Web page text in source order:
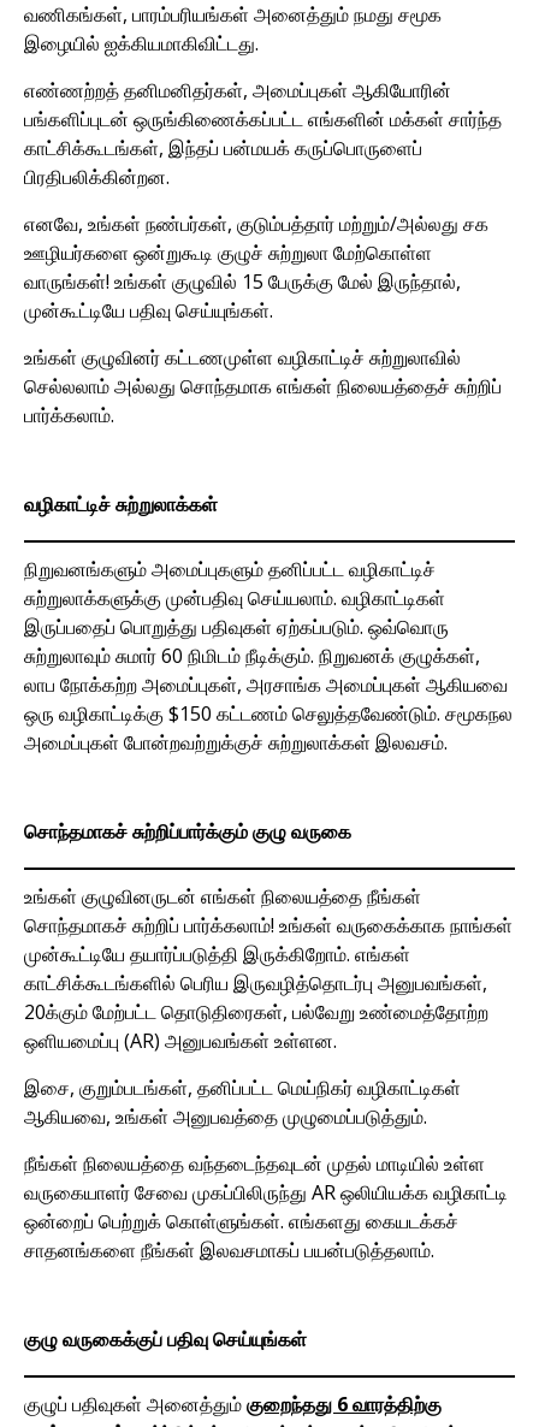
வணிகங்கள், பாரம்பரியங்கள் அனைத்தும் நமது சமூக
இழையில் ஐக்கியமாகிவிட்டது.
எண்ணற்றத் தனிமனிதர்கள், அமைப்புகள் ஆகியோரின்
பங்களிப்புடன் ஒருங்கிணைக்கப்பட்ட எங்களின் மக்கள் சார்ந்த
காட்சிக்கூடங்கள், இந்தப் பன்மயக் கருப்பொருளைப்
பிரதிபலிக்கின்றன.
எனவே, உங்கள் நண்பர்கள், குடும்பத்தார் மற்றும்/அல்லது சக
ஊழியர்களை ஒன்றுகூடி குழுச் சுற்றுலா மேற்கொள்ள
வாருங்கள்! உங்கள் குழுவில் 15 பேருக்கு மேல் இருந்தால்,
முன்கூட்டியே பதிவு செய்யுங்கள்.
உங்கள் குழுவினர் கட்டணமுள்ள வழிகாட்டிச் சுற்றுலாவில்
செல்லலாம் அல்லது சொந்தமாக எங்கள் நிலையத்தைச் சுற்றிப்
பார்க்கலாம்.
வழிகாட்டிச் சுற்றுலாக்கள்
நிறுவனங்களும் அமைப்புகளும் தனிப்பட்ட வழிகாட்டிச்
சுற்றுலாக்களுக்கு முன்பதிவு செய்யலாம். வழிகாட்டிகள்
இருப்பதைப் பொறுத்து பதிவுகள் ஏற்கப்படும். ஒவ்வொரு
சுற்றுலாவும் சுமார் 60 நிமிடம் நீடிக்கும். நிறுவனக் குழுக்கள்,
லாப நோக்கற்ற அமைப்புகள், அரசாங்க அமைப்புகள் ஆகியவை
ஒரு வழிகாட்டிக்கு $150 கட்டணம் செலுத்தவேண்டும். சமூகநல
அமைப்புகள் போன்றவற்றுக்குச் சுற்றுலாக்கள் இலவசம்.
சொந்தமாகச் சுற்றிப்பார்க்கும் குழு வருகை
உங்கள் குழுவினருடன் எங்கள் நிலையத்தை நீங்கள்
சொந்தமாகச் சுற்றிப் பார்க்கலாம்! உங்கள் வருகைக்காக நாங்கள்
முன்கூட்டியே தயார்ப்படுத்தி இருக்கிறோம். எங்கள்
காட்சிக்கூடங்களில் பெரிய இருவழித்தொடர்பு அனுபவங்கள்,
20க்கும் மேற்பட்ட தொடுதிரைகள், பல்வேறு உண்மைத்தோற்ற
ஒளியமைப்பு (AR) அனுபவங்கள் உள்ளன.
இசை, குறும்படங்கள், தனிப்பட்ட மெய்நிகர் வழிகாட்டிகள்
ஆகியவை, உங்கள் அனுபவத்தை முழுமைப்படுத்தும்.
நீங்கள் நிலையத்தை வந்தடைந்தவுடன் முதல் மாடியில் உள்ள
வருகையாளர் சேவை முகப்பிலிருந்து AR ஒலியியக்க வழிகாட்டி
ஒன்றைப் பெற்றுக் கொள்ளுங்கள். எங்களது கையடக்கச்
சாதனங்களை நீங்கள் இலவசமாகப் பயன்படுத்தலாம்.
குழு வருகைக்குப் பதிவு செய்யுங்கள்
குழுப் பதிவுகள் அனைத்தும்குறைந்தது 6 வாரத்திற்கு